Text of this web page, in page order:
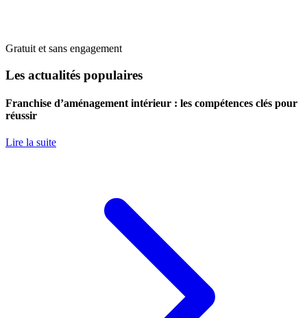
Gratuit et sans engagement
Les actualités populaires
Franchise d’aménagement intérieur : les compétences clés pour
réussir
Lire la suite